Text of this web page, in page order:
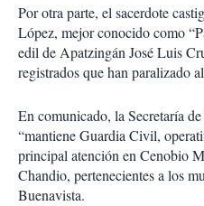
Por otra parte, el sacerdote
López, mejor conocido como
edil de Apatzingán José Luis
registrados que han paralizado
En comunicado, la Secretaría
“mantiene Guardia Civil,
principal atención en Cenobio
Chandio, pertenecientes a los
Buenavista.